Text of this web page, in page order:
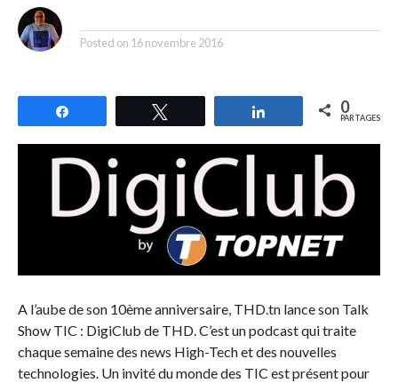
Posted on 16 novembre 2016
Partagez 0
PARTAGES
A l’aube de son 10ème anniversaire, THD.tn lance son Talk
Show TIC : DigiClub de THD. C’est un podcast qui traite
chaque semaine des news High-Tech et des nouvelles
technologies. Un invité du monde des TIC est présent pour